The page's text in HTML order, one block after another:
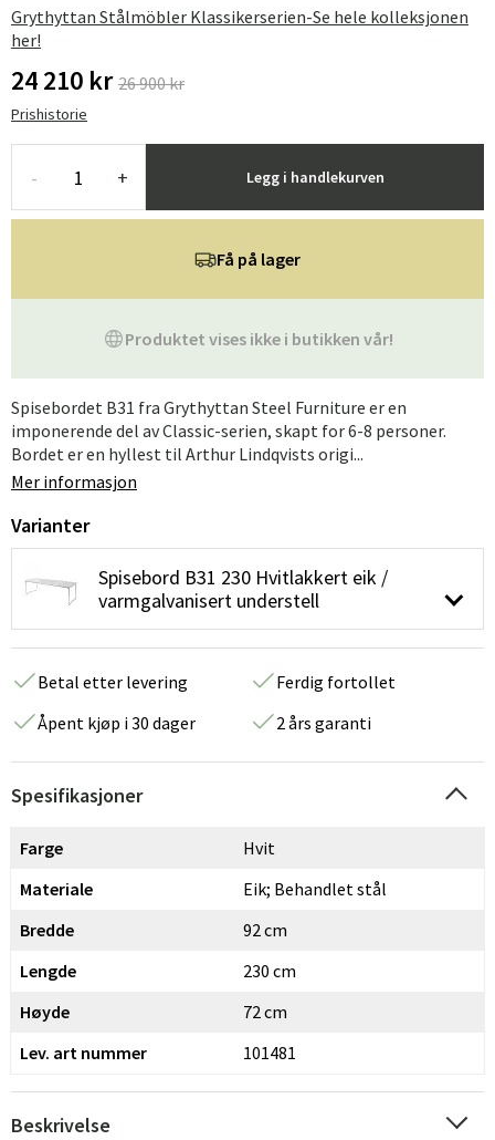
Grythyttan Stålmöbler Klassikerserien-Se hele kolleksjonen
her!
24 210 kr 26 900 kr
Prishistorie
- + Legg i handlekurven
Produktet vises ikke i butikken vår!
Få på lager
Spisebordet B31 fra Grythyttan Steel Furniture er en
imponerende del av Classic-serien, skapt for 6-8 personer.
Bordet er en hyllest til Arthur Lindqvists origi...
Mer informasjon
Varianter
Spisebord B31 230 Hvitlakkert eik /
varmgalvanisert understell
Betal etter levering
Ferdig fortollet
Åpent kjøp i 30 dager
2 års garanti
Spesifikasjoner
Farge
Hvit
Materiale
Eik; Behandlet stål
Bredde
92 cm
Lengde
230 cm
Høyde
72 cm
Lev. art nummer
101481
Beskrivelse